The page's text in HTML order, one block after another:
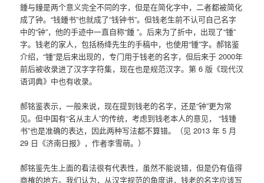
鍾与鐘是两个意义完全不同的字，但是在简化字中，二者都被简化
成了钟。“钱鍾书”也就成了“钱钟书”。但钱老生前不认可自己名字
中的“钟”，他的手迹中一直自称“鍾 ”。后来为了折中，出现了“锺”
字。钱老的家人，包括杨绛先生的手稿中，也使用“锺”字。郝铭鉴
介绍，“锺”是后来出现的，专门用于钱老的名字，但后来于 2000年
前后被收录进了汉字字符集，现在也是规范汉字。第 6 版《现代汉
语词典》中也有收录。
郝铭鉴表示，一般来说，现在提到钱老的名字，还是“钟”更为常
见。但中国有“名从主人”的传统，考虑到钱老本人的意见， “钱锺
书”也是准确的表达，因此两种写法都不算错。（见 2013 年 5 月
29 日《济南日报》，作者李雪萌。）
郝铭鉴先生上面的看法很有代表性，虽然不能说错，但是仍有值得
商榷的地方。我们认为，从汉字规范的角度讲，钱老的名字应该写